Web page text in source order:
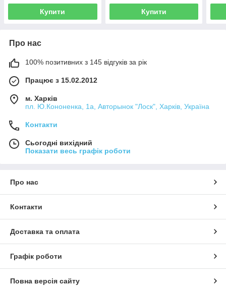
Купити Купити
Про нас
100% позитивних з 145 відгуків за рік
Працює з 15.02.2012
м. Харків
пл. Ю.Кононенка, 1а, Авторынок "Лоск", Харків, Україна
Контакти
Сьогодні вихідний
Показати весь графік роботи
Про нас
Контакти
Доставка та оплата
Графік роботи
Повна версія сайту